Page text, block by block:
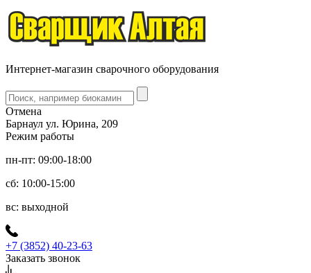
Интернет-магазин сварочного оборудования
Отмена
Барнаул ул. Юрина, 209
Режим работы
пн-пт: 09:00-18:00
сб: 10:00-15:00
вс: выходной
+7 (3852) 40-23-63
Заказать звонок